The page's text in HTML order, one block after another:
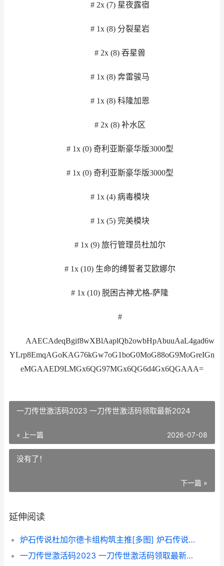
# 2x (7) 星夜露宿
# 1x (8) 分裂星岩
# 2x (8) 吞星兽
# 1x (8) 奔雷骏马
# 1x (8) 科隆加恩
# 2x (8) 补水区
# 1x (0) 奇利亚斯豪华版3000型
# 1x (0) 奇利亚斯豪华版3000型
# 1x (4) 病毒模块
# 1x (5) 完美模块
# 1x (9) 旅行管理员杜加尔
# 1x (10) 生命的缚誓者艾欧娜尔
# 1x (10) 脱困古神尤格-萨隆
#
AAECAdeqBgif8wXBlAaplQb2owbHpAbuuAaL4gad6w
YLrp8EmqAGoKAG76kGw7oG1boG0MoG88oG9MoGreIGn
eMGAAED9LMGx6QG97MGx6QG6d4Gx6QGAAA=
一刀传世激活码2023 一刀传世激活码领取最新2024
« 上一篇 2026-07-08
没有了！
下一篇 »
延伸阅读
炉石传说杜加尔德卡组构筑主推[多图] 炉石传说杜加尔怎么获得
一刀传世激活码2023 一刀传世激活码领取最新2024